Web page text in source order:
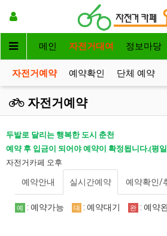
메인 자전거대여 정보마당
자전거예약 예약확인 단체 예약
자전거예약
두발로 달리는 행복한 도시 춘천
예약 후 입금이 되어야 예약이 확정됩니다.(평
자전거카페 오후
예약안내 실시간예약 예약확인/
예 : 예약가능 대 : 예약대기 완 : 예약